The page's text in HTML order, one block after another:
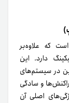
که علاوه‌بر
دارد. این
در سیستم‌های
و سادگی
اصلی آن